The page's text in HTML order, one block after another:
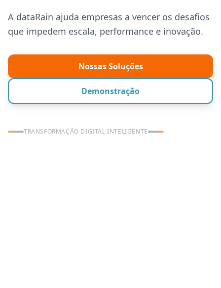
A dataRain ajuda empresas a vencer os desafios
que impedem escala, performance e inovação.
Nossas Soluções
Demonstração
TRANSFORMAÇÃO DIGITAL INTELIGENTE